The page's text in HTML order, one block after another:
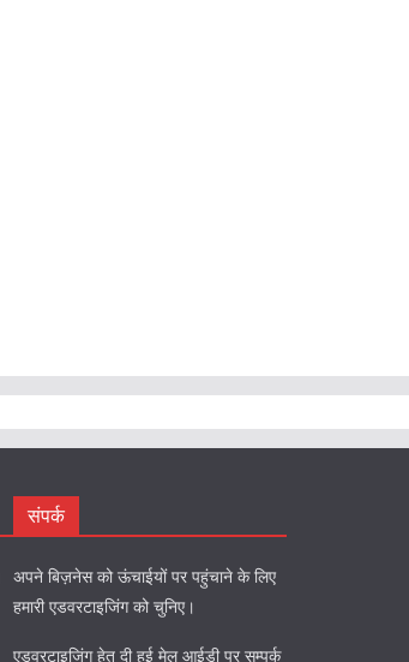
संपर्क
अपने बिज़नेस को ऊंचाईयों पर पहुंचाने के लिए
हमारी एडवरटाइजिंग को चुनिए।
एडवरटाइजिंग हेतु दी हुई मेल आईडी पर सम्पर्क